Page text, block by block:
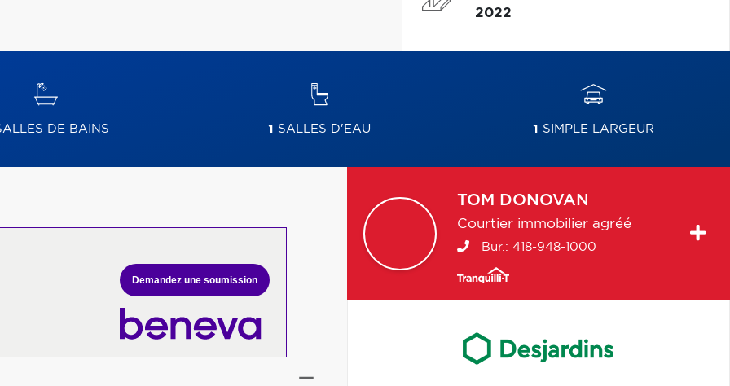
2022
DE BAINS 1 SALLES D'EAU 1 SIMPLE LARGEUR
Demandez une soumission
TOM DONOVAN
Courtier immobilier agréé
Bur.: 418-948-1000